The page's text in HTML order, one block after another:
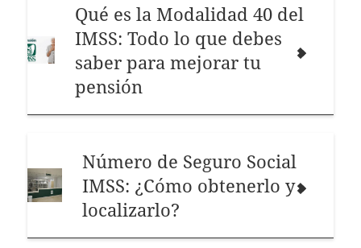
Qué es la Modalidad 40 del
IMSS: Todo lo que debes
saber para mejorar tu
pensión
Número de Seguro Social
IMSS: ¿Cómo obtenerlo y
localizarlo?